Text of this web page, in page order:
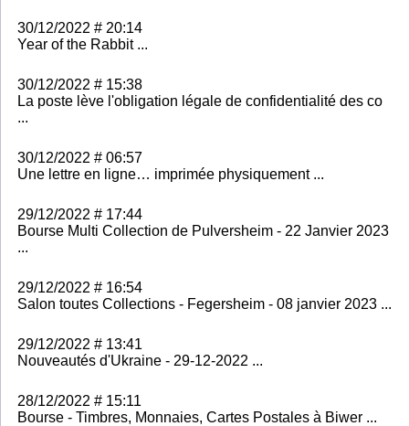
30/12/2022 # 20:14
Year of the Rabbit ...
30/12/2022 # 15:38
La poste lève l'obligation légale de confidentialité des co
...
30/12/2022 # 06:57
Une lettre en ligne… imprimée physiquement ...
29/12/2022 # 17:44
Bourse Multi Collection de Pulversheim - 22 Janvier 2023
...
29/12/2022 # 16:54
Salon toutes Collections - Fegersheim - 08 janvier 2023 ...
29/12/2022 # 13:41
Nouveautés d'Ukraine - 29-12-2022 ...
28/12/2022 # 15:11
Bourse - Timbres, Monnaies, Cartes Postales à Biwer ...